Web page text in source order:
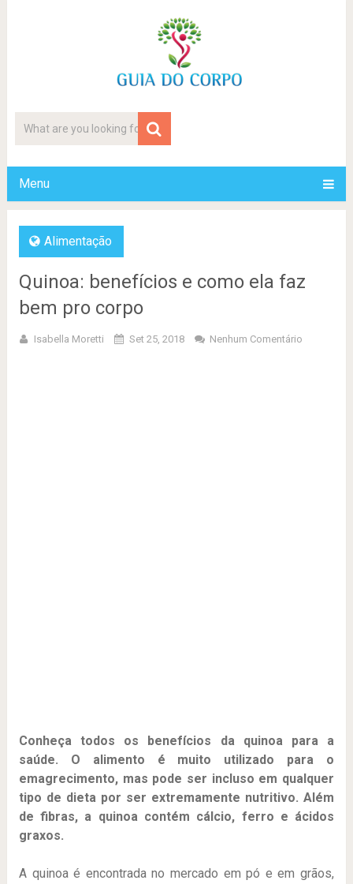
Menu
Alimentação
Quinoa: benefícios e como ela faz
bem pro corpo
Isabella Moretti Set 25, 2018 Nenhum Comentário
Conheça todos os benefícios da quinoa para a
saúde. O alimento é muito utilizado para o
emagrecimento, mas pode ser incluso em qualquer
tipo de dieta por ser extremamente nutritivo. Além
de fibras, a quinoa contém cálcio, ferro e ácidos
graxos.
A quinoa é encontrada no mercado em pó e em grãos,